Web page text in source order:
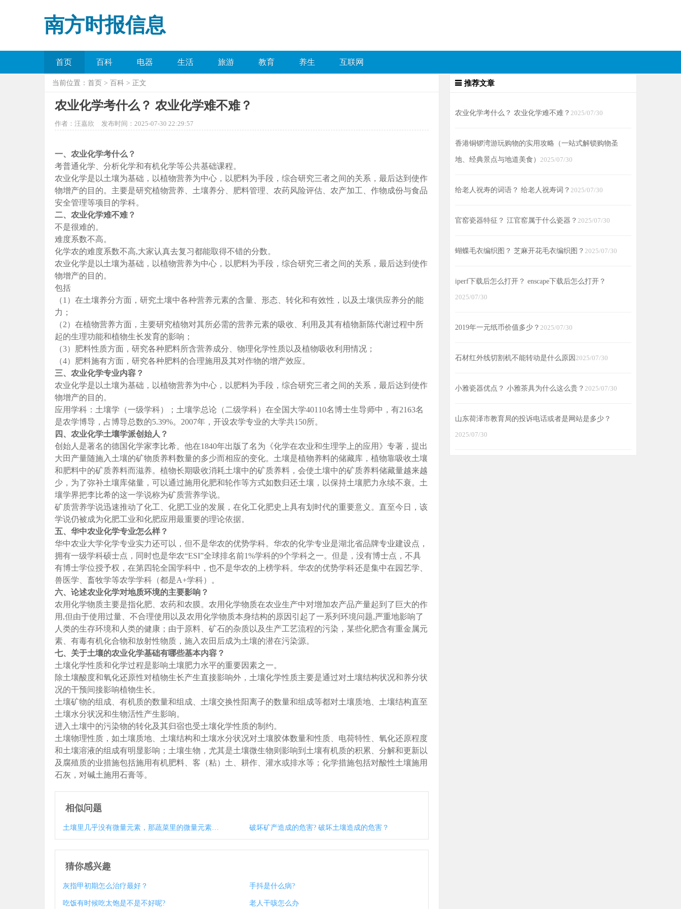
南方时报信息
首页 百科 电器 生活 旅游 教育 养生 互联网
当前位置： 首页 > 百科 > 正文
农业化学考什么？ 农业化学难不难？
作者：汪嘉欣 发布时间：2025-07-30 22:29:57
一、农业化学考什么？
考普通化学、分析化学和有机化学等公共基础课程。
农业化学是以土壤为基础，以植物营养为中心，以肥料为手段，综合研究三者之间的关系，最后达到使作
物增产的目的。主要是研究植物营养、土壤养分、肥料管理、农药风险评估、农产加工、作物成份与食品
安全管理等项目的学科。
二、农业化学难不难？
不是很难的。
难度系数不高。
化学农的难度系数不高,大家认真去复习都能取得不错的分数。
农业化学是以土壤为基础，以植物营养为中心，以肥料为手段，综合研究三者之间的关系，最后达到使作
物增产的目的。
包括
（1）在土壤养分方面，研究土壤中各种营养元素的含量、形态、转化和有效性，以及土壤供应养分的能
力；
（2）在植物营养方面，主要研究植物对其所必需的营养元素的吸收、利用及其有植物新陈代谢过程中所
起的生理功能和植物生长发育的影响；
（3）肥料性质方面，研究各种肥料所含营养成分、物理化学性质以及植物吸收利用情况；
（4）肥料施有方面，研究各种肥料的合理施用及其对作物的增产效应。
三、农业化学专业内容？
农业化学是以土壤为基础，以植物营养为中心，以肥料为手段，综合研究三者之间的关系，最后达到使作
物增产的目的。
应用学科：土壤学（一级学科）；土壤学总论（二级学科）在全国大学40110名博士生导师中，有2163名
是农学博导，占博导总数的5.39%。2007年，开设农学专业的大学共150所。
四、农业化学土壤学派创始人？
创始人是著名的德国化学家李比希。他在1840年出版了名为《化学在农业和生理学上的应用》专著，提出
大田产量随施入土壤的矿物质养料数量的多少而相应的变化。土壤是植物养料的储藏库，植物靠吸收土壤
和肥料中的矿质养料而滋养。植物长期吸收消耗土壤中的矿质养料，会使土壤中的矿质养料储藏量越来越
少，为了弥补土壤库储量，可以通过施用化肥和轮作等方式如数归还土壤，以保持土壤肥力永续不衰。土
壤学界把李比希的这一学说称为矿质营养学说。
矿质营养学说迅速推动了化工、化肥工业的发展，在化工化肥史上具有划时代的重要意义。直至今日，该
学说仍被成为化肥工业和化肥应用最重要的理论依据。
五、华中农业化学专业怎么样？
华中农业大学化学专业实力还可以，但不是华农的优势学科。华农的化学专业是湖北省品牌专业建设点，
拥有一级学科硕士点，同时也是华农“ESI”全球排名前1%学科的9个学科之一。但是，没有博士点，不具
有博士学位授予权，在第四轮全国学科中，也不是华农的上榜学科。华农的优势学科还是集中在园艺学、
兽医学、畜牧学等农学学科（都是A+学科）。
六、论述农业化学对地质环境的主要影响？
农用化学物质主要是指化肥、农药和农膜。农用化学物质在农业生产中对增加农产品产量起到了巨大的作
用,但由于使用过量、不合理使用以及农用化学物质本身结构的原因引起了一系列环境问题,严重地影响了
人类的生存环境和人类的健康；由于原料、矿石的杂质以及生产工艺流程的污染，某些化肥含有重金属元
素、有毒有机化合物和放射性物质，施入农田后成为土壤的潜在污染源。
七、关于土壤的农业化学基础有哪些基本内容？
土壤化学性质和化学过程是影响土壤肥力水平的重要因素之一。
除土壤酸度和氧化还原性对植物生长产生直接影响外，土壤化学性质主要是通过对土壤结构状况和养分状
况的干预间接影响植物生长。
土壤矿物的组成、有机质的数量和组成、土壤交换性阳离子的数量和组成等都对土壤质地、土壤结构直至
土壤水分状况和生物活性产生影响。
进入土壤中的污染物的转化及其归宿也受土壤化学性质的制约。
土壤物理性质，如土壤质地、土壤结构和土壤水分状况对土壤胶体数量和性质、电荷特性、氧化还原程度
和土壤溶液的组成有明显影响；土壤生物，尤其是土壤微生物则影响到土壤有机质的积累、分解和更新以
及腐殖质的业措施包括施用有机肥料、客（粘）土、耕作、灌水或排水等；化学措施包括对酸性土壤施用
石灰，对碱土施用石膏等。
相似问题
土壤里几乎没有微量元素，那蔬菜里的微量元素如K NA 哪来？ 破坏矿产造成的危害? 破坏土壤造成的危害？
猜你感兴趣
灰指甲初期怎么治疗最好？ 手抖是什么病?
吃饭有时候吃太饱是不是不好呢? 老人干咳怎么办
推荐文章
农业化学考什么？ 农业化学难不难？ 2025/07/30
香港铜锣湾游玩购物的实用攻略（一站式解锁购物圣
地、经典景点与地道美食） 2025/07/30
给老人祝寿的词语？ 给老人祝寿词？ 2025/07/30
官窑瓷器特征？ 江官窑属于什么瓷器？ 2025/07/30
蝴蝶毛衣编织图？ 芝麻开花毛衣编织图？ 2025/07/30
iperf下载后怎么打开？ enscape下载后怎么打开？
2025/07/30
2019年一元纸币价值多少？ 2025/07/30
石材红外线切割机不能转动是什么原因2025/07/30
小雅瓷器优点？ 小雅茶具为什么这么贵？ 2025/07/30
山东荷泽市教育局的投诉电话或者是网站是多少？
2025/07/30